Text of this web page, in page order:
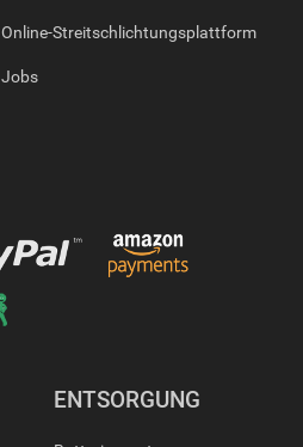
Online-Streitschlichtungsplattform
Jobs
ENTSORGUNG